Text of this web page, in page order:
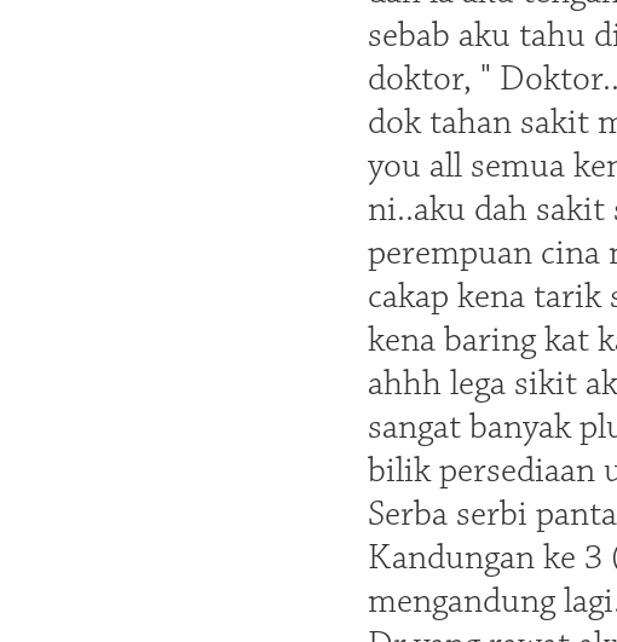
sebab aku tahu
doktor, "
dok tahan sakit
you all semua
ni..aku dah
perempuan
cakap kena
kena baring kat
ahhh lega sikit
sangat banyak
bilik persediaan
Serba serbi
Kandungan ke 3
mengandung